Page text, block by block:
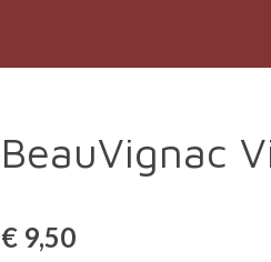
BeauVignac
€ 9,50